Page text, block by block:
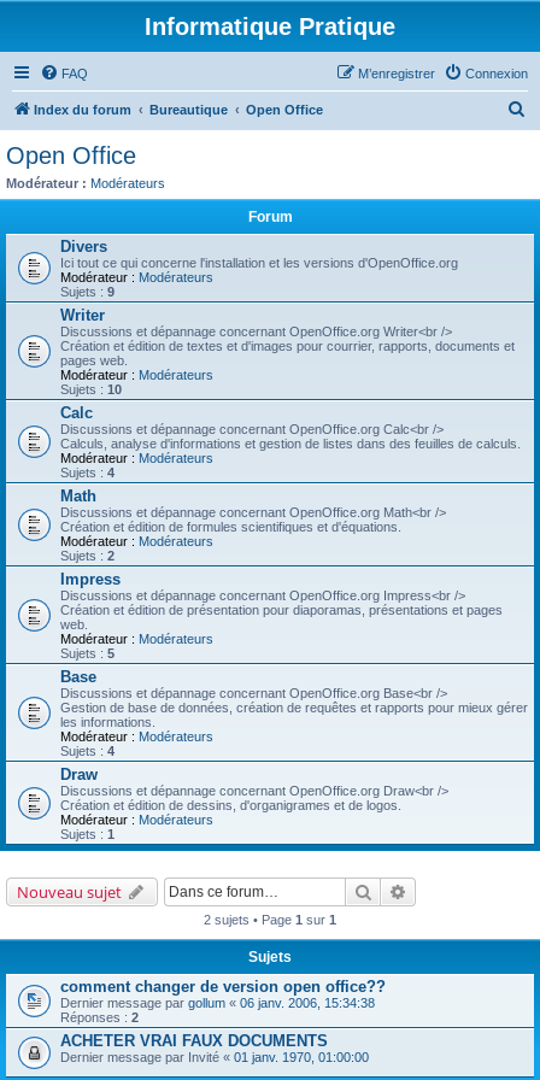
Informatique Pratique
FAQ Connexion
M’enregistrer
Index du forum Bureautique Open Office
Open Office
Modérateur : Modérateurs
Forum
Divers
Ici tout ce qui concerne l'installation et les versions d'OpenOffice.org
Modérateur : Modérateurs
Sujets : 9
Writer
Discussions et dépannage concernant OpenOffice.org Writer<br />
Création et édition de textes et d'images pour courrier, rapports, documents et
pages web.
Modérateur : Modérateurs
Sujets : 10
Calc
Discussions et dépannage concernant OpenOffice.org Calc<br />
Calculs, analyse d'informations et gestion de listes dans des feuilles de calculs.
Modérateur : Modérateurs
Sujets : 4
Math
Discussions et dépannage concernant OpenOffice.org Math<br />
Création et édition de formules scientifiques et d'équations.
Modérateur : Modérateurs
Sujets : 2
Impress
Discussions et dépannage concernant OpenOffice.org Impress<br />
Création et édition de présentation pour diaporamas, présentations et pages
web.
Modérateur : Modérateurs
Sujets : 5
Base
Discussions et dépannage concernant OpenOffice.org Base<br />
Gestion de base de données, création de requêtes et rapports pour mieux gérer
les informations.
Modérateur : Modérateurs
Sujets : 4
Draw
Discussions et dépannage concernant OpenOffice.org Draw<br />
Création et édition de dessins, d'organigrames et de logos.
Modérateur : Modérateurs
Sujets : 1
Nouveau sujet Rechercher
2 sujets • Page 1 sur 1
Sujets
comment changer de version open office??
Dernier message par gollum « 06 janv. 2006, 15:34:38
Réponses : 2
ACHETER VRAI FAUX DOCUMENTS
Dernier message par Invité « 01 janv. 1970, 01:00:00